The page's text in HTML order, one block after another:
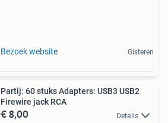
Bezoek website Gisteren
Partij: 60 stuks Adapters: USB3 USB2
Firewire jack RCA
€ 8,00 Details